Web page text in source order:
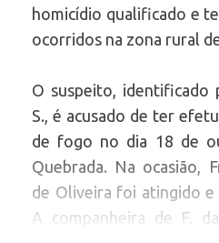
homicídio qualificado e
ocorridos na zona rural
O suspeito, identificado
S., é acusado de ter
de fogo no dia 18 de
Quebrada. Na ocasião,
de Oliveira foi atingido
A companheira de F.